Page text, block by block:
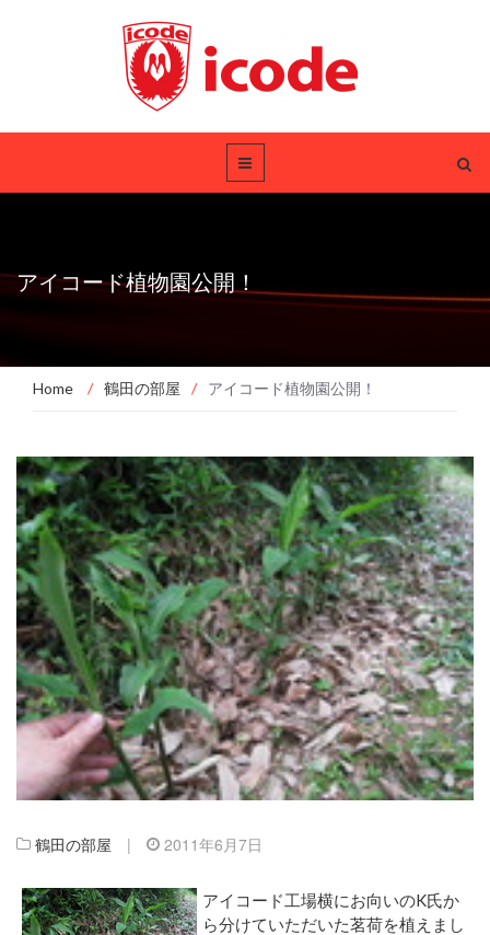
アイコード植物園公開！
Home / 鶴田の部屋 / アイコード植物園公開！
鶴田の部屋 | 2011年6月7日
アイコード工場横にお向いのK氏か
ら分けていただいた茗荷を植えまし